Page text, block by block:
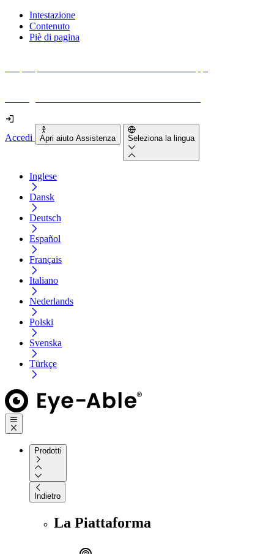
Intestazione
Contenuto
Piè di pagina
Accedi Apri aiuto Assistenza Seleziona la lingua
Inglese
Dansk
Deutsch
Español
Français
Italiano
Nederlands
Polski
Svenska
Türkçe
Prodotti
Indietro
La Piattaforma